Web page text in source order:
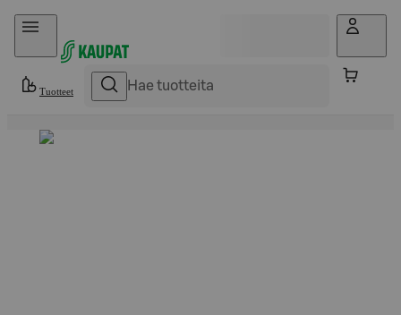
Hyppää sisältöön
Tuotteet